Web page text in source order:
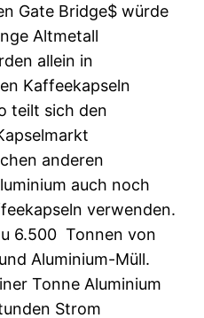
Gate Bridge$ würde
Altmetall
allein in
Kaffeekapseln
teilt sich den
anderen
auch noch
verwenden.
6.500 Tonnen von
Aluminium-Müll.
Tonne Aluminium
Strom